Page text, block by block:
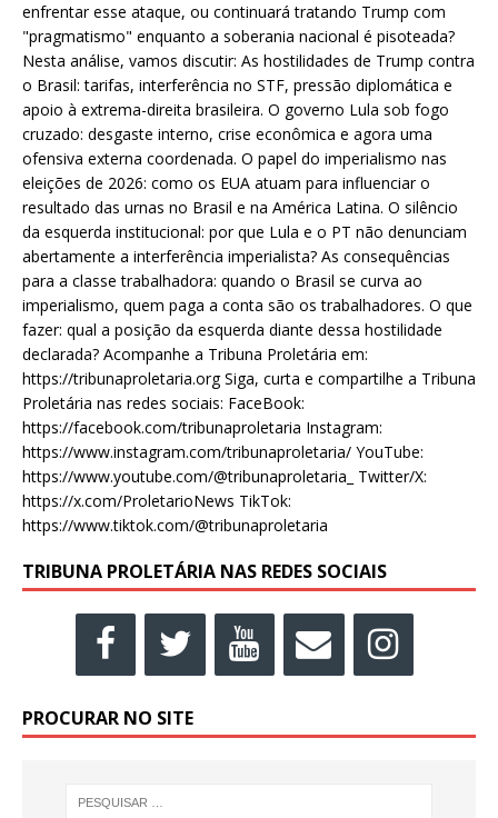
enfrentar esse ataque, ou continuará tratando Trump com
"pragmatismo" enquanto a soberania nacional é pisoteada?
Nesta análise, vamos discutir: As hostilidades de Trump contra
o Brasil: tarifas, interferência no STF, pressão diplomática e
apoio à extrema-direita brasileira. O governo Lula sob fogo
cruzado: desgaste interno, crise econômica e agora uma
ofensiva externa coordenada. O papel do imperialismo nas
eleições de 2026: como os EUA atuam para influenciar o
resultado das urnas no Brasil e na América Latina. O silêncio
da esquerda institucional: por que Lula e o PT não denunciam
abertamente a interferência imperialista? As consequências
para a classe trabalhadora: quando o Brasil se curva ao
imperialismo, quem paga a conta são os trabalhadores. O que
fazer: qual a posição da esquerda diante dessa hostilidade
declarada? Acompanhe a Tribuna Proletária em:
https://tribunaproletaria.org Siga, curta e compartilhe a Tribuna
Proletária nas redes sociais: FaceBook:
https://facebook.com/tribunaproletaria Instagram:
https://www.instagram.com/tribunaproletaria/ YouTube:
https://www.youtube.com/@tribunaproletaria_ Twitter/X:
https://x.com/ProletarioNews TikTok:
https://www.tiktok.com/@tribunaproletaria
TRIBUNA PROLETÁRIA NAS REDES SOCIAIS
PROCURAR NO SITE